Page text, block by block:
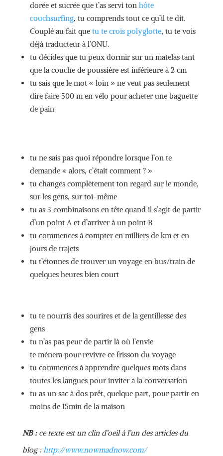
dorée et sucrée que t’as servi ton hôte
couchsurfing, tu comprends tout ce qu’il te dit.
Couplé au fait que tu te crois polyglotte, tu te vois
déjà traducteur à l’ONU.
tu décides que tu peux dormir sur un matelas tant
que la couche de poussière est inférieure à 2 cm
tu sais que le mot « loin » ne veut pas seulement
dire faire 500 m en vélo pour acheter une baguette
de pain
tu ne sais pas quoi répondre lorsque l’on te
demande « alors, c’était comment ? »
tu changes complètement ton regard sur le monde,
sur les gens, sur toi-même
tu as 3 combinaisons en tête quand il s’agit de partir
d’un point A et d’arriver à un point B
tu commences à compter en milliers de km et en
jours de trajets
tu t’étonnes de trouver un voyage en bus/train de
quelques heures bien court
tu te nourris des sourires et de la gentillesse des
gens
tu n’as pas peur de partir là où l’envie
te mènera pour revivre ce frisson du voyage
tu commences à apprendre quelques mots dans
toutes les langues pour inviter à la conversation
tu as un sac à dos prêt, quelque part, pour partir en
moins de 15min de la maison
NB : ce texte est un clin d’oeil à l’un des articles du
blog :http://www.nowmadnow.com/